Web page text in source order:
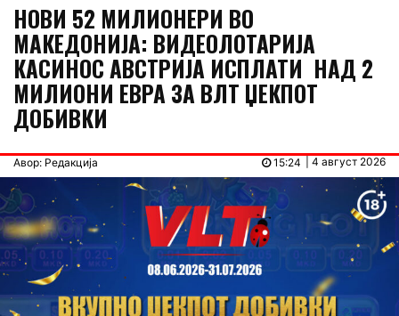
НОВИ 52 МИЛИОНЕРИ ВО
МАКЕДОНИЈА: ВИДЕОЛОТАРИЈА
КАСИНОС АВСТРИЈА ИСПЛАТИ НАД 2
МИЛИОНИ ЕВРА ЗА ВЛТ ЏЕКПОТ
ДОБИВКИ
Авор: Редакција | 4 август 2026
15:24